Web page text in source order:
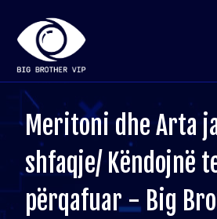
Meritoni dhe Arta
shfaqje/ Këndojnë
përqafuar - Big